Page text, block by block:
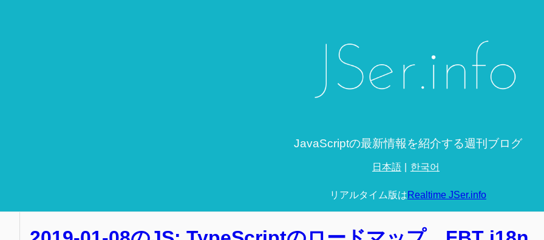
JavaScriptの最新情報を紹介する週刊ブログ
日本語 한국어
リアルタイム版はRealtime JSer.info